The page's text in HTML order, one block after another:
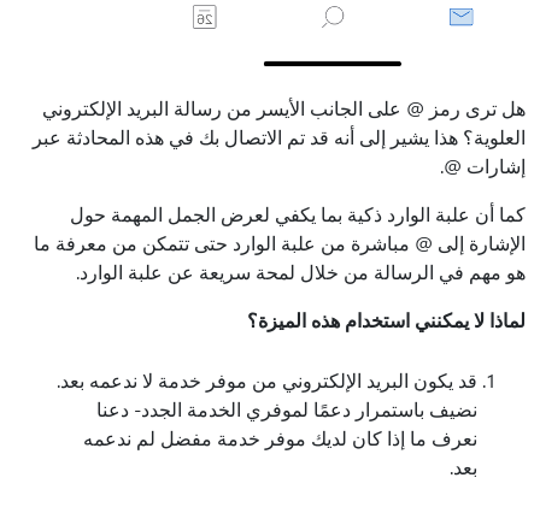
هل ترى رمز @ على الجانب الأيسر من رسالة البريد الإلكتروني
العلوية؟ هذا يشير إلى أنه قد تم الاتصال بك في هذه المحادثة عبر
إشارات @.
كما أن علبة الوارد ذكية بما يكفي لعرض الجمل المهمة حول
الإشارة إلى @ مباشرة من علبة الوارد حتى تتمكن من معرفة ما
هو مهم في الرسالة من خلال لمحة سريعة عن علبة الوارد.
لماذا لا يمكنني استخدام هذه الميزة؟
قد يكون البريد الإلكتروني من موفر خدمة لا ندعمه بعد.
نضيف باستمرار دعمًا لموفري الخدمة الجدد- دعنا
نعرف ما إذا كان لديك موفر خدمة مفضل لم ندعمه
بعد.